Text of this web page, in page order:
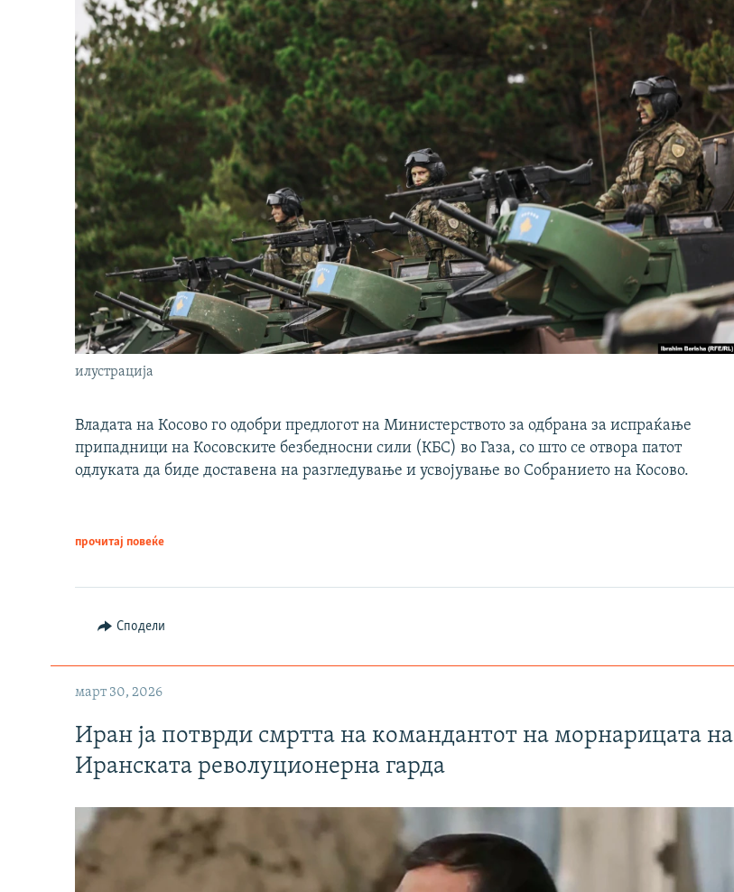
илустрација
Владата на Косово го одобри предлогот на Министерството за одбрана за испраќање
припадници на Косовските безбедносни сили (КБС) во Газа, со што се отвора патот
одлуката да биде доставена на разгледување и усвојување во Собранието на Косово.
прочитај повеќе
Сподели
март 30, 2026
Иран ја потврди смртта на командантот на морнарицата на
Иранската револуционерна гарда